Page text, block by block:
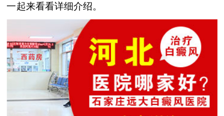
一起来看看详细介绍。